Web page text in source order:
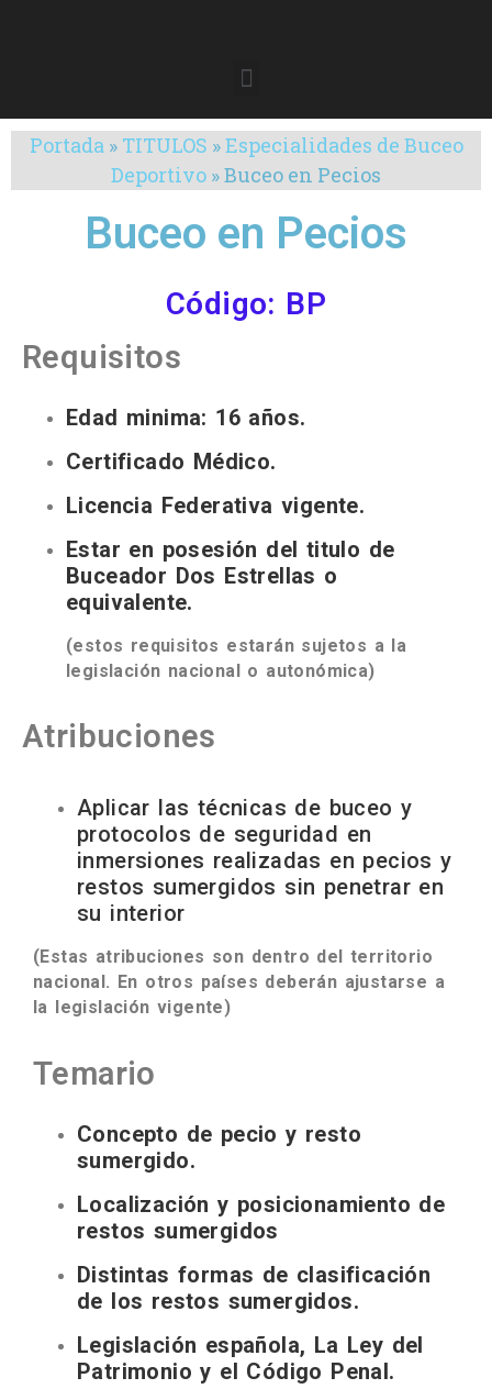
Portada» TITULOS »Especialidades de Buceo
Deportivo »Buceo en Pecios
Buceo en Pecios
Código: BP
Requisitos
Edad minima: 16 años.
Certificado Médico.
Licencia Federativa vigente.
Estar en posesión del titulo de
Buceador Dos Estrellas o
equivalente.
(estos requisitos estarán sujetos a la
legislación nacional o autonómica)
Atribuciones
Aplicar las técnicas de buceo y
protocolos de seguridad en
inmersiones realizadas en pecios y
restos sumergidos sin penetrar en
su interior
(Estas atribuciones son dentro del territorio
nacional. En otros países deberán ajustarse a
la legislación vigente)
Temario
Concepto de pecio y resto
sumergido.
Localización y posicionamiento de
restos sumergidos
Distintas formas de clasificación
de los restos sumergidos.
Legislación española, La Ley del
Patrimonio y el Código Penal.